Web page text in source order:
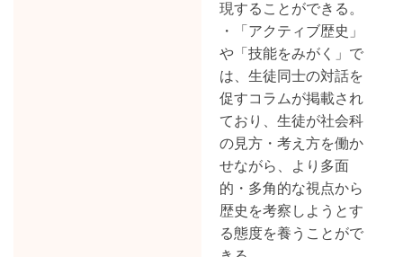
現することができる。
・「アクティブ歴史」
や「技能をみがく」で
は、生徒同士の対話を
促すコラムが掲載され
ており、生徒が社会科
の見方・考え方を働か
せながら、より多面
的・多角的な視点から
歴史を考察しようとす
る態度を養うことがで